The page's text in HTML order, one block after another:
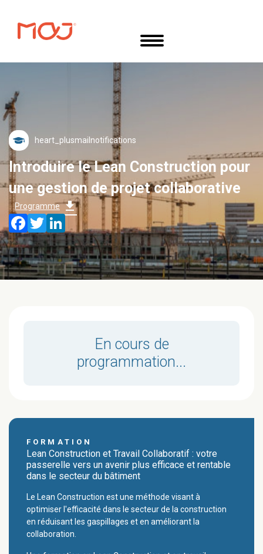
contenu
mail
Introduire le Lean Construction pour
une gestion de projet collaborative
Programme download
Facebook
TwitterLinkedIn
En cours de
programmation...
FORMATION
Lean Construction et Travail Collaboratif : votre
passerelle vers un avenir plus efficace et rentable
dans le secteur du bâtiment
Le Lean Construction est une méthode visant à
optimiser l'efficacité dans le secteur de la construction
en réduisant les gaspillages et en améliorant la
collaboration.